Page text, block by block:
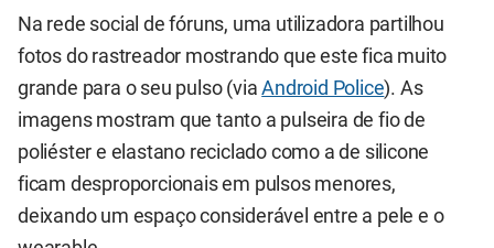
Na rede social de fóruns, uma utilizadora partilhou
fotos do rastreador mostrando que este fica muito
grande para o seu pulso (viaAndroid Police). As
imagens mostram que tanto a pulseira de fio de
poliéster e elastano reciclado como a de silicone
ficam desproporcionais em pulsos menores,
deixando um espaço considerável entre a pele e o